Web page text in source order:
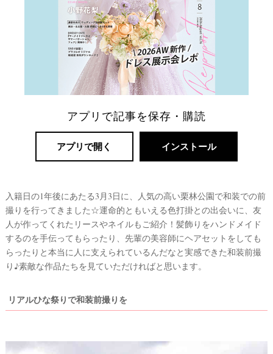
アプリで記事を保存・購読
アプリで開く インストール
入籍日の1年後にあたる3月3日に、人気の高い栗林公園で和装での前
撮りを行ってきました☆運命的ともいえる色打掛との出会いに、友
人が作ってくれたリースやネイルもご紹介！髪飾りをハンドメイド
するのを手伝ってもらったり、先輩の美容師にヘアセットをしても
らったりと本当に人に支えられているんだなと実感できた和装前撮
り♪素敵な作品たちを見ていただければと思います。
リアルひな祭りで和装前撮りを
リ
ゾ
ー
婚